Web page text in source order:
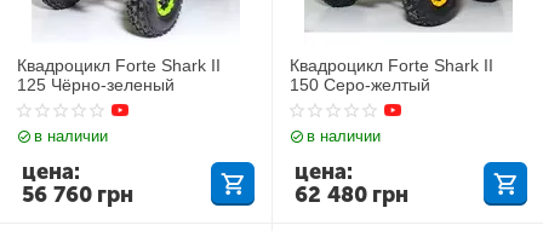
Квадроцикл Forte Shark II
125 Чёрно-зеленый
в наличии
56 760 грн
цена:
Квадроцикл Forte Shark II
150 Серо-желтый
в наличии
62 480 грн
цена: